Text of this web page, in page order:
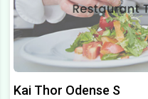
Kai Thor Odense S